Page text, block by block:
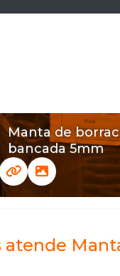
Manta de
bancada 5mm
atende